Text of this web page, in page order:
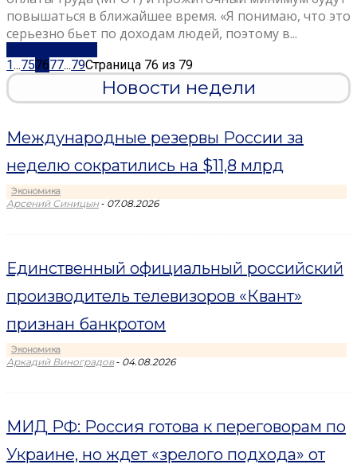
повышаться в ближайшее время. «Я понимаю, что это
серьезно бьет по доходам людей, поэтому в...
1...757677...79Страница 76 из 79
Новости недели
Международные резервы России за
неделю сократились на $11,8 млрд
Экономика
Арсений Синицын - 07.08.2026
Единственный официальный российский
производитель телевизоров «Квант»
признан банкротом
Экономика
Аркадий Виноградов - 04.08.2026
МИД РФ: Россия готова к переговорам по
Украине, но ждет «зрелого подхода» от